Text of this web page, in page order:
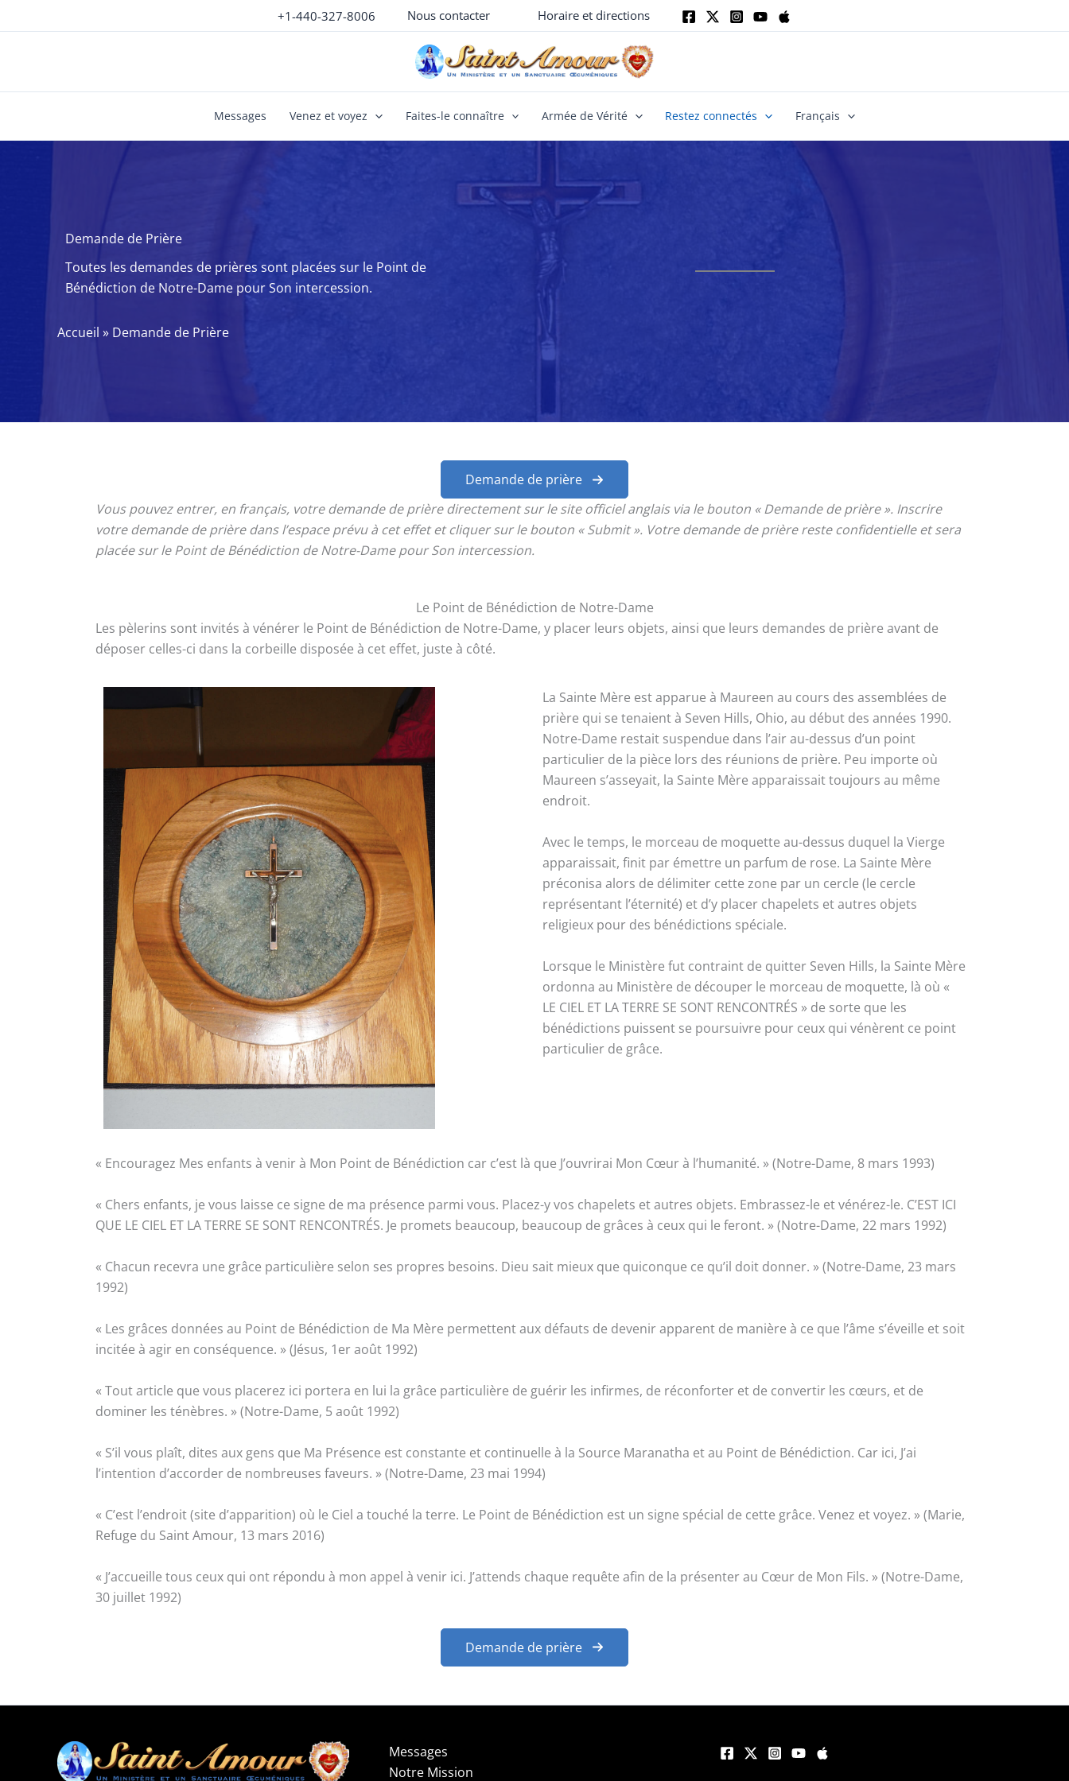
au
+1-440-327-8006 Nous contacter Horaire et directions
Messages Venez et voyez Faites-le connaître Armée de Vérité Restez connectés Français
Demande de Prière
Toutes les demandes de prières sont placées sur le Point de
Bénédiction de Notre-Dame pour Son intercession.
Accueil » Demande de Prière
Demande de prière
Vous pouvez entrer, en français, votre demande de prière directement sur le site officiel anglais via le bouton « Demande de prière ». Inscrire
votre demande de prière dans l’espace prévu à cet effet et cliquer sur le bouton « Submit ». Votre demande de prière reste confidentielle et sera
placée sur le Point de Bénédiction de Notre-Dame pour Son intercession.
Le Point de Bénédiction de Notre-Dame
Les pèlerins sont invités à vénérer le Point de Bénédiction de Notre-Dame, y placer leurs objets, ainsi que leurs demandes de prière avant de
déposer celles-ci dans la corbeille disposée à cet effet, juste à côté.
La Sainte Mère est apparue à Maureen au cours des assemblées de
prière qui se tenaient à Seven Hills, Ohio, au début des années 1990.
Notre-Dame restait suspendue dans l’air au-dessus d’un point
particulier de la pièce lors des réunions de prière. Peu importe où
Maureen s’asseyait, la Sainte Mère apparaissait toujours au même
endroit.
Avec le temps, le morceau de moquette au-dessus duquel la Vierge
apparaissait, finit par émettre un parfum de rose. La Sainte Mère
préconisa alors de délimiter cette zone par un cercle (le cercle
représentant l’éternité) et d’y placer chapelets et autres objets
religieux pour des bénédictions spéciale.
Lorsque le Ministère fut contraint de quitter Seven Hills, la Sainte Mère
ordonna au Ministère de découper le morceau de moquette, là où «
LE CIEL ET LA TERRE SE SONT RENCONTRÉS » de sorte que les
bénédictions puissent se poursuivre pour ceux qui vénèrent ce point
particulier de grâce.
« Encouragez Mes enfants à venir à Mon Point de Bénédiction car c’est là que J’ouvrirai Mon Cœur à l’humanité. » (Notre-Dame, 8 mars 1993)
« Chers enfants, je vous laisse ce signe de ma présence parmi vous. Placez-y vos chapelets et autres objets. Embrassez-le et vénérez-le. C’EST ICI
QUE LE CIEL ET LA TERRE SE SONT RENCONTRÉS. Je promets beaucoup, beaucoup de grâces à ceux qui le feront. » (Notre-Dame, 22 mars 1992)
« Chacun recevra une grâce particulière selon ses propres besoins. Dieu sait mieux que quiconque ce qu’il doit donner. » (Notre-Dame, 23 mars
1992)
« Les grâces données au Point de Bénédiction de Ma Mère permettent aux défauts de devenir apparent de manière à ce que l’âme s’éveille et soit
incitée à agir en conséquence. » (Jésus, 1er août 1992)
« Tout article que vous placerez ici portera en lui la grâce particulière de guérir les infirmes, de réconforter et de convertir les cœurs, et de
dominer les ténèbres. » (Notre-Dame, 5 août 1992)
« S’il vous plaît, dites aux gens que Ma Présence est constante et continuelle à la Source Maranatha et au Point de Bénédiction. Car ici, J’ai
l’intention d’accorder de nombreuses faveurs. » (Notre-Dame, 23 mai 1994)
« C’est l’endroit (site d’apparition) où le Ciel a touché la terre. Le Point de Bénédiction est un signe spécial de cette grâce. Venez et voyez. » (Marie,
Refuge du Saint Amour, 13 mars 2016)
« J’accueille tous ceux qui ont répondu à mon appel à venir ici. J’attends chaque requête afin de la présenter au Cœur de Mon Fils. » (Notre-Dame,
30 juillet 1992)
Demande de prière
Messages
Notre Mission